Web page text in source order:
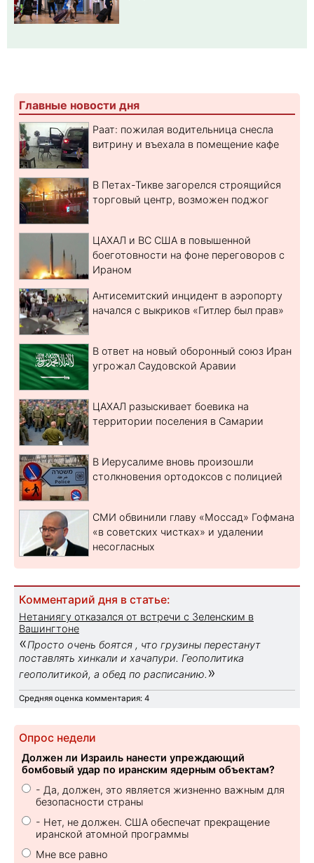
Главные новости дня
Раат: пожилая водительница снесла
витрину и въехала в помещение кафе
В Петах-Тикве загорелся строящийся
торговый центр, возможен поджог
ЦАХАЛ и ВС США в повышенной
боеготовности на фоне переговоров с
Ираном
Антисемитский инцидент в аэропорту
начался с выкриков «Гитлер был прав»
В ответ на новый оборонный союз Иран
угрожал Саудовской Аравии
ЦАХАЛ разыскивает боевика на
территории поселения в Самарии
В Иерусалиме вновь произошли
столкновения ортодоксов с полицией
СМИ обвинили главу «Моссад» Гофмана
«в советских чистках» и удалении
несогласных
Комментарий дня в статье:
Нетаниягу отказался от встречи с Зеленским в
Вашингтоне
«Просто очень боятся , что грузины перестанут
поставлять хинкали и хачапури. Геополитика
геополитикой, а обед по расписанию. »
Средняя оценка комментария: 4
Опрос недели
Должен ли Израиль нанести упреждающий
бомбовый удар по иранским ядерным объектам?
- Да, должен, это является жизненно важным для
безопасности страны
- Нет, не должен. США обеспечат прекращение
иранской атомной программы
Мне все равно